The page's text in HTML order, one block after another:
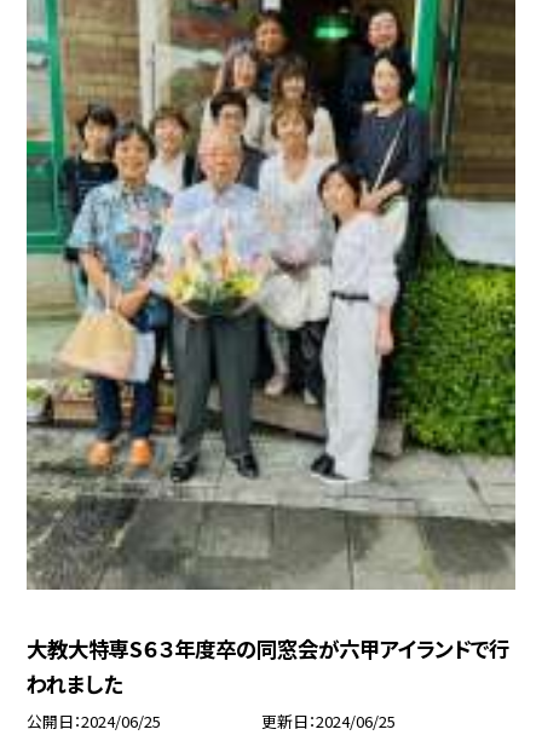
大教大特専S６３年度卒の同窓会が六甲アイランドで行
われました
公開日 2024/06/25 更新日 2024/06/25